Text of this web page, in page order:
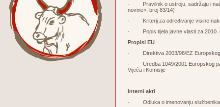
· Pravilnik o ustroju, sadržaju i
novine«, broj 83/14)
· Kriterij za određivanje visine
· Popis tijela javne vlasti za 2010.
Propisi EU
· Direktiva 2003/98/EZ Europskog
· Uredba 1049/2001 Europskog
Vijeća i Komisije
Interni akti
· Odluka o imenovanju službenika